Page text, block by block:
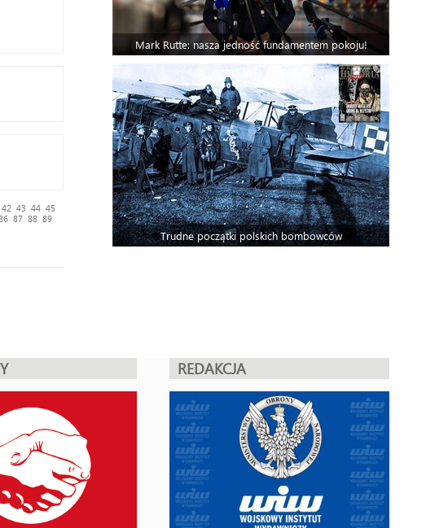
42 43 44 45
87 88 89
Mark Rutte: nasza jedność fundamentem pokoju!
Trudne początki polskich bombowców
REDAKCJA